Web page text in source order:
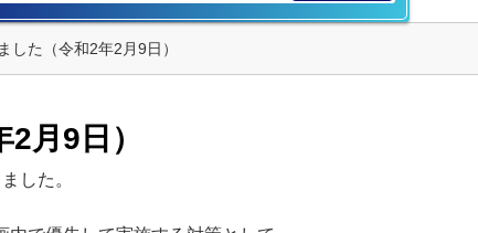
した（令和2年2月9日）
月9日）
した。